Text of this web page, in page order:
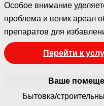
Особое внимание
проблема и велик ареал
препаратов для
Перейти к
Ваше
Бытовка/